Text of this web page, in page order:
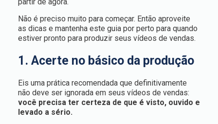
Não é preciso muito para começar. Então aproveite
as dicas e mantenha este guia por perto para quando
estiver pronto para produzir seus vídeos de vendas.
1. Acerte no básico da produção
Eis uma prática recomendada que definitivamente
não deve ser ignorada em seus vídeos de vendas:
você precisa ter certeza de que é visto, ouvido e
levado a sério.